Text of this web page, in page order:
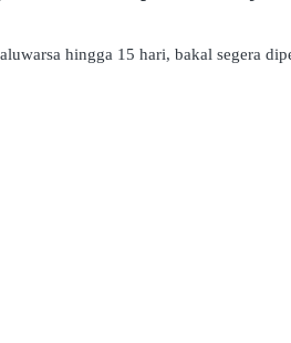
hingga 15 hari, bakal segera